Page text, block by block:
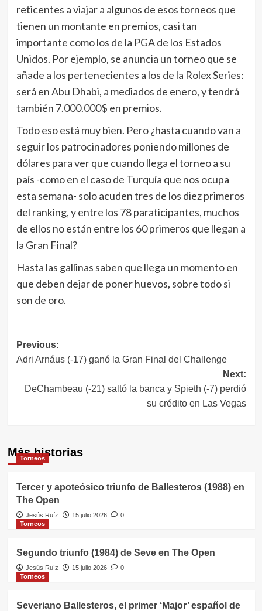
reticentes a viajar a algunos de esos torneos que
tienen un montante en premios, casi tan
importante como los de la PGA de los Estados
Unidos. Por ejemplo, se anuncia un torneo que se
añade a los pertenecientes a los de la Rolex Series:
será en Abu Dhabi, a mediados de enero, y tendrá
también 7.000.000$ en premios.
Todo eso está muy bien. Pero ¿hasta cuando van a
seguir los patrocinadores poniendo millones de
dólares para ver que cuando llega el torneo a su
país -como en el caso de Turquía que nos ocupa
esta semana- solo acuden tres de los diez primeros
del ranking, y entre los 78 paraticipantes, muchos
de ellos no están entre los 60 primeros que llegan a
la Gran Final?
Hasta las gallinas saben que llega un momento en
que deben dejar de poner huevos, sobre todo si
son de oro.
Navegación
de
entradas
Previous:
Adri Arnáus (-17) ganó la Gran Final del Challenge
Next:
DeChambeau (-21) saltó la banca y Spieth (-7) perdió
su crédito en Las Vegas
Más historias
Torneos
Tercer y apoteósico triunfo de Ballesteros (1988) en
The Open
Jesús Ruíz 15 julio 2026
0
Torneos
Segundo triunfo (1984) de Seve en The Open
Jesús Ruíz 15 julio 2026
0
Torneos
Severiano Ballesteros, el primer ‘Major’ español de